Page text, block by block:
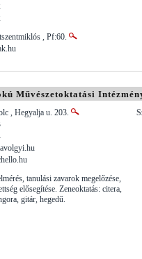
, Pf:60.
Művészetoktatási
, Hegyalja u. 203.
tanulási zavarok megelőzése,
elősegítése. Zeneoktatás: citera,
gitár, hegedű.